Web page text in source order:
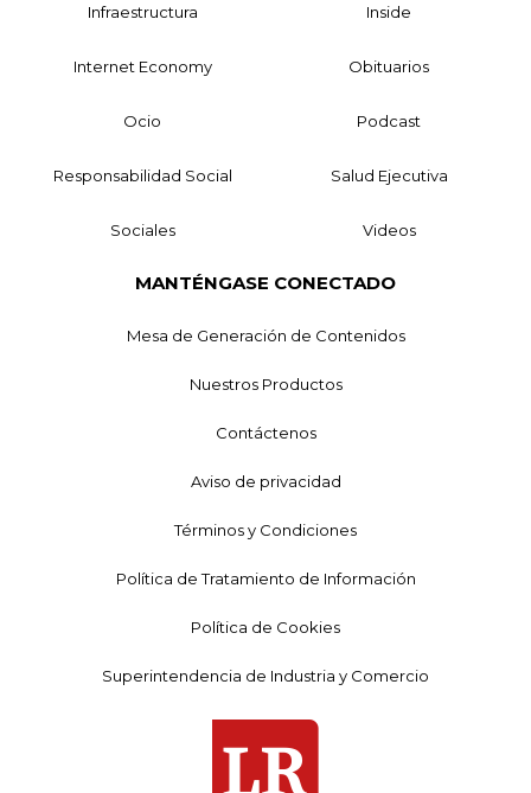
Infraestructura Inside
Internet Economy Obituarios
Ocio Podcast
Responsabilidad Social Salud Ejecutiva
Sociales Videos
MANTÉNGASE CONECTADO
Mesa de Generación de Contenidos
Nuestros Productos
Contáctenos
Aviso de privacidad
Términos y Condiciones
Política de Tratamiento de Información
Política de Cookies
Superintendencia de Industria y Comercio